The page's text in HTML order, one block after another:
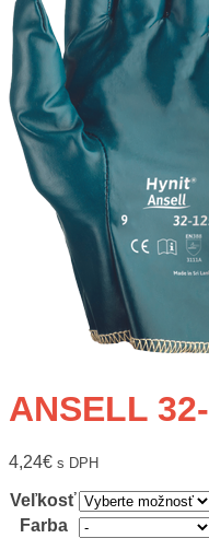
ANSELL
4,24€ s DPH
Veľkosť
Farba